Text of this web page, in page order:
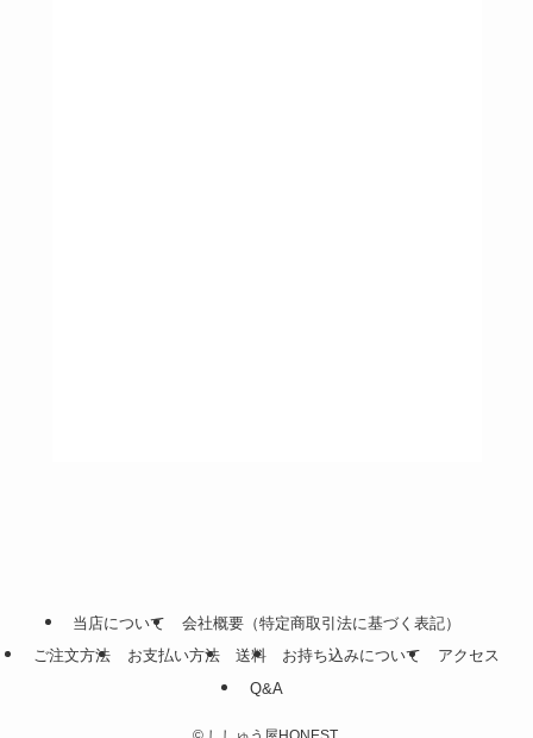
当店について
会社概要（特定商取引法に基づく表記）
ご注文方法
お支払い方法 送料 お持ち込みについて
アクセス
Q&A